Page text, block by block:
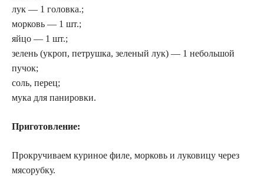
лук — 1 головка.;
морковь — 1 шт.;
яйцо — 1 шт.;
зелень (укроп, петрушка, зеленый лук) — 1 небольшой
пучок;
соль, перец;
мука для панировки.
Приготовление:
Прокручиваем куриное филе, морковь и луковицу через
мясорубку.